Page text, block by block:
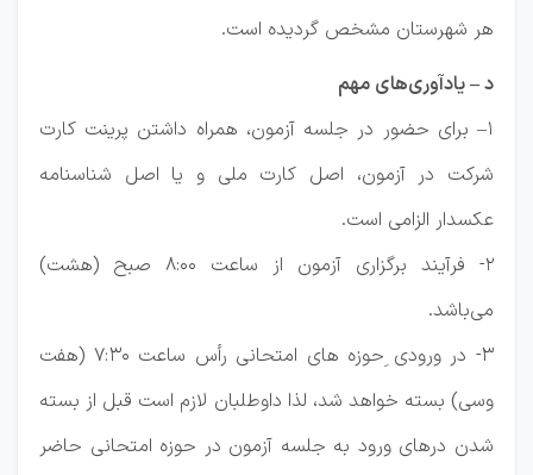
هر شهرستان مشخص گردیده است.
د‍ – یادآوری‌های مهم
۱– برای حضور در جلسه آزمون، همراه داشتن پرینت کارت
شرکت در آزمون، اصل کارت ملی و یا اصل شناسنامه
عکسدار الزامی است.
۲- فرآیند برگزاری آزمون از ساعت 8:00 صبح (هشت)
می‌باشد.
۳- در ورودی ِحوزه های امتحانی رأس ساعت 7:30 (هفت
وسی) بسته خواهد شد، لذا داوطلبان لازم است قبل از بسته
شدن درهای ورود به جلسه آزمون در حوزه امتحانی حاضر